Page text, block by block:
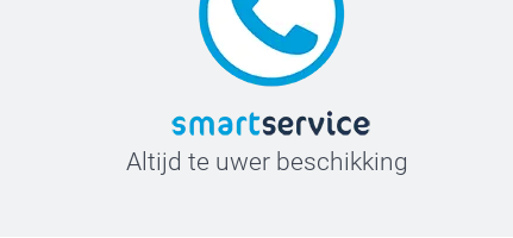
Altijd te uwer beschikking